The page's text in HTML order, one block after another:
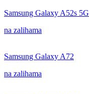
Samsung Galaxy A52s 5G
na zalihama
Samsung Galaxy A72
na zalihama